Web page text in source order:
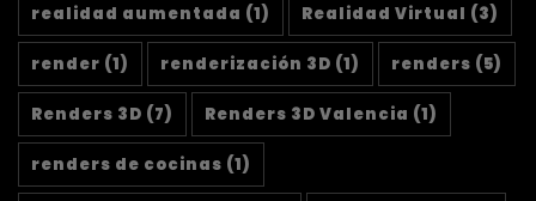
realidad aumentada (1) Realidad Virtual (3)
render (1) renderización 3D (1) renders (5)
Renders 3D (7) Renders 3D Valencia (1)
renders de cocinas (1)